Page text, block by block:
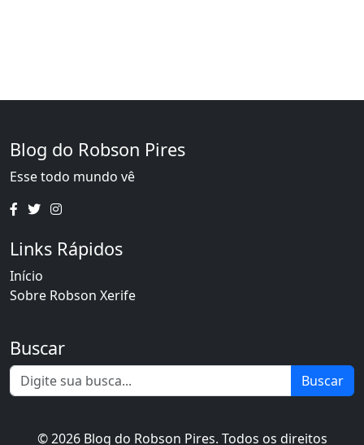
Blog do Robson Pires
Esse todo mundo vê
Links Rápidos
Início
Sobre Robson Xerife
Buscar
Buscar
© 2026 Blog do Robson Pires. Todos os direitos